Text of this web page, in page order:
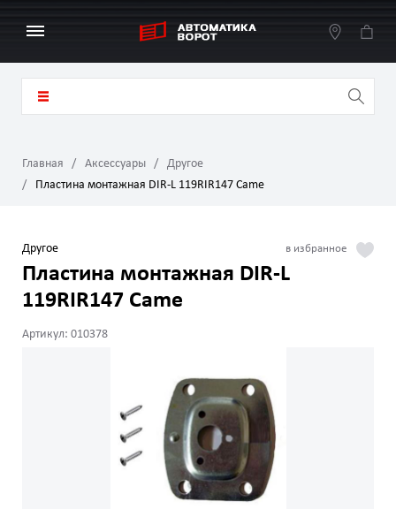
Главная Аксессуары
Другое
Пластина монтажная DIR-L 119RIR147 Came
Другое
Пластина монтажная DIR-L
119RIR147 Came
Артикул: 010378